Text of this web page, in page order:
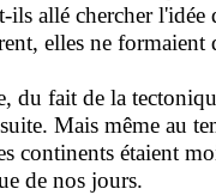
ils allé chercher l'idée
elles ne
du fait de la
Mais même au
continents étaient
de nos jours.